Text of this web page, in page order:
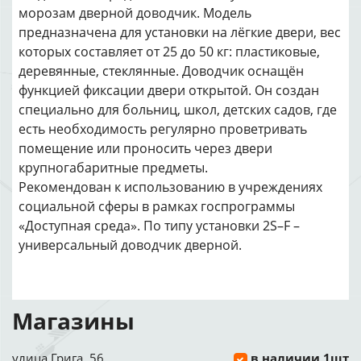
морозам дверной доводчик. Модель
предназначена для установки на лёгкие двери, вес
которых составляет от 25 до 50 кг: пластиковые,
деревянные, стеклянные. Доводчик оснащён
функцией фиксации двери открытой. Он создан
специально для больниц, школ, детских садов, где
есть необходимость регулярно проветривать
помещение или проносить через двери
крупногабаритные предметы.
Рекомендован к использованию в учреждениях
социальной сферы в рамках госпрограммы
«Доступная среда». По типу установки 2S–F –
универсальный доводчик дверной.
Магазины
улица Грига, 56 в наличии 1шт